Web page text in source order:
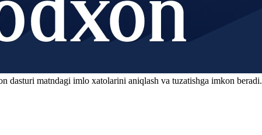
dasturi matndagi imlo xatolarini aniqlash va tuzatishga imkon beradi.